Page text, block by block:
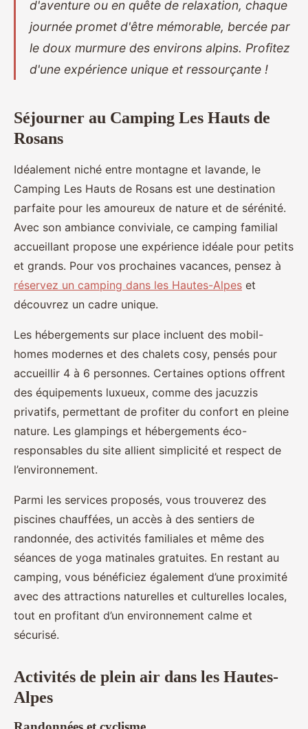
d'aventure ou en quête de relaxation, chaque
journée promet d'être mémorable, bercée par
le doux murmure des environs alpins. Profitez
d'une expérience unique et ressourçante !
Séjourner au Camping Les Hauts de
Rosans
Idéalement niché entre montagne et lavande, le
Camping Les Hauts de Rosans est une destination
parfaite pour les amoureux de nature et de sérénité.
Avec son ambiance conviviale, ce camping familial
accueillant propose une expérience idéale pour petits
et grands. Pour vos prochaines vacances, pensez à
réservez un camping dans les Hautes-Alpes et
découvrez un cadre unique.
Les hébergements sur place incluent des mobil-
homes modernes et des chalets cosy, pensés pour
accueillir 4 à 6 personnes. Certaines options offrent
des équipements luxueux, comme des jacuzzis
privatifs, permettant de profiter du confort en pleine
nature. Les glampings et hébergements éco-
responsables du site allient simplicité et respect de
l’environnement.
Parmi les services proposés, vous trouverez des
piscines chauffées, un accès à des sentiers de
randonnée, des activités familiales et même des
séances de yoga matinales gratuites. En restant au
camping, vous bénéficiez également d’une proximité
avec des attractions naturelles et culturelles locales,
tout en profitant d’un environnement calme et
sécurisé.
Activités de plein air dans les Hautes-
Alpes